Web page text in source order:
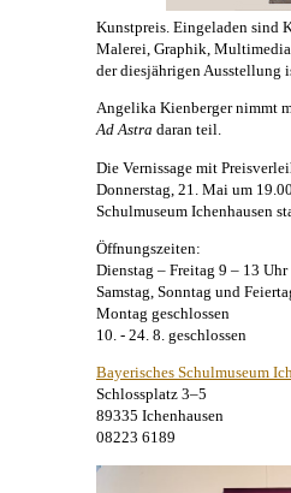
Kunstpreis. Eingeladen sind
Malerei , Graphik,
der diesjährigen Ausstellung
Angelika Kienbergernimmt
Ad Astra daran teil.
Die Vernissage mit
Donnerstag, 21. Mai um
Schulmuseum Ichenhausen
Öffnungszeiten:
Dienstag – Freitag 9 – 13 Uhr
Samstag, Sonntag und
Montag geschlossen
10. - 24. 8. geschlossen
Bayerisches Schulmuseum
Schlossplatz 3–5
89335 Ichenhausen
08223 6189